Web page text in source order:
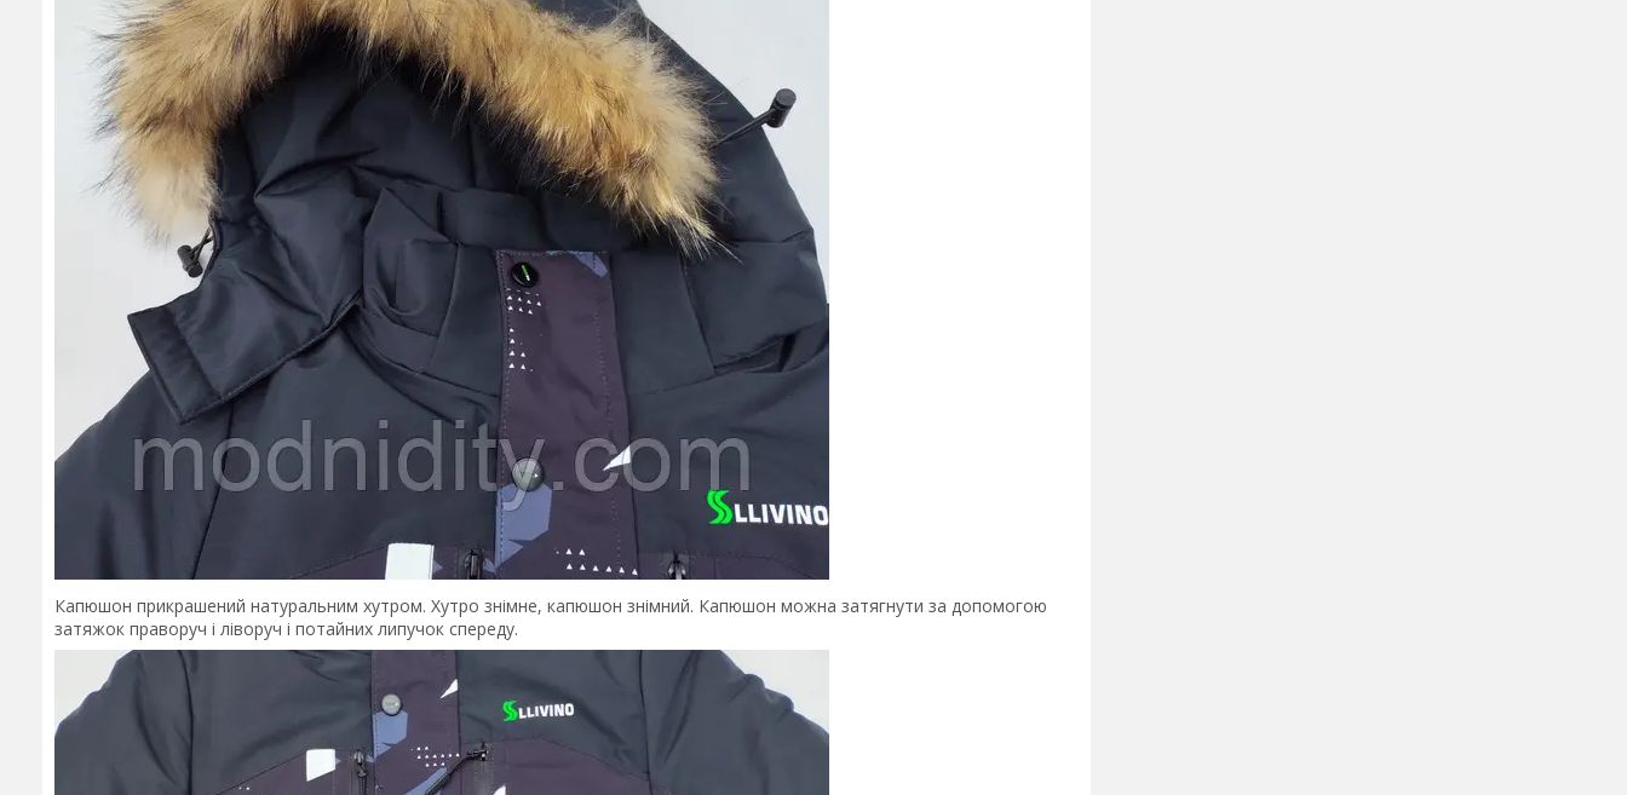
Капюшон прикрашений натуральним хутром. Хутро знімне, капюшон знімний. Капюшон можна затягнути за допомогою
затяжок праворуч і ліворуч і потайних липучок спереду.